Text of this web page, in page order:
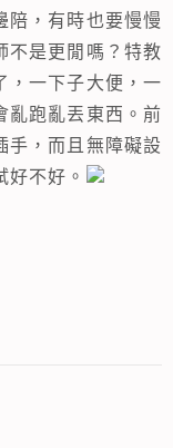
陪，有時也要慢慢
不是更閒嗎？特教
，一下子大便，一
亂跑亂丟東西。前
手，而且無障礙設
不好。